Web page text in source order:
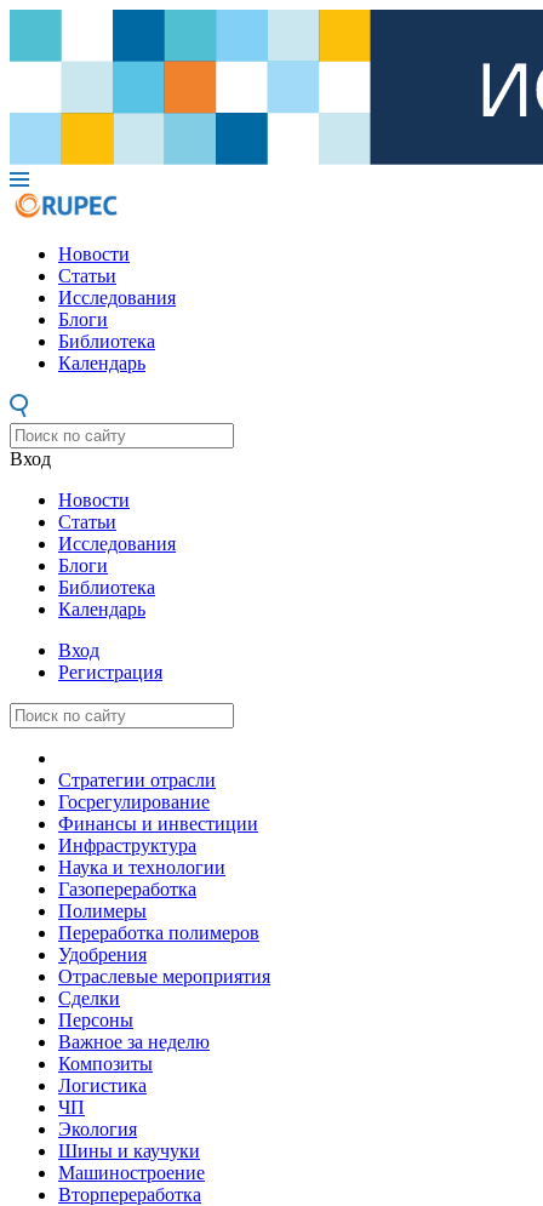
Новости
Статьи
Исследования
Блоги
Библиотека
Календарь
Вход
Новости
Статьи
Исследования
Блоги
Библиотека
Календарь
Вход
Регистрация
Стратегии отрасли
Госрегулирование
Финансы и инвестиции
Инфраструктура
Наука и технологии
Газопереработка
Полимеры
Переработка полимеров
Удобрения
Отраслевые мероприятия
Сделки
Персоны
Важное за неделю
Композиты
Логистика
ЧП
Экология
Шины и каучуки
Машиностроение
Вторпереработка